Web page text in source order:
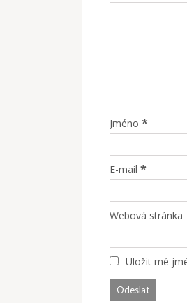
Jméno *
E-mail *
Webová stránka
Uložit mé